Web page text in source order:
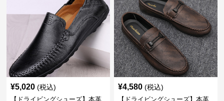
¥5,020 (税込)
【ドライビングシューズ】本革
¥4,580 (税込)
【ドライビングシューズ】本革